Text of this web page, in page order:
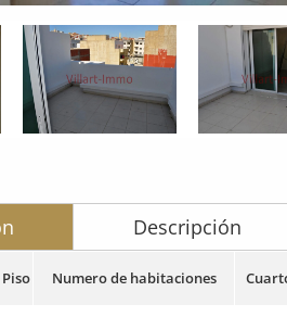
Descripción
Piso Numero de habitaciones